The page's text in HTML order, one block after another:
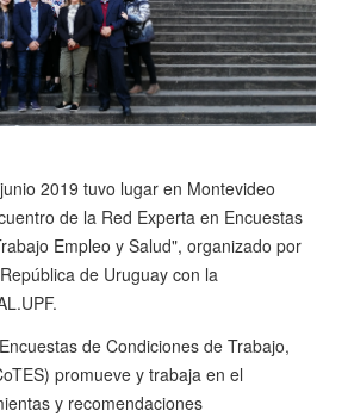
2019 tuvo lugar en Montevideo
de la Red Experta en Encuestas
Empleo y Salud", organizado por
de Uruguay con la
de Condiciones de Trabajo,
promueve y trabaja en el
y recomendaciones